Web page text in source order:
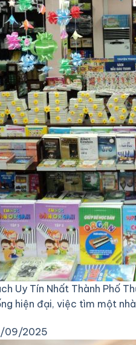
Uy Tín Nhất Thành Phố
hiện đại, việc tìm một
09/2025